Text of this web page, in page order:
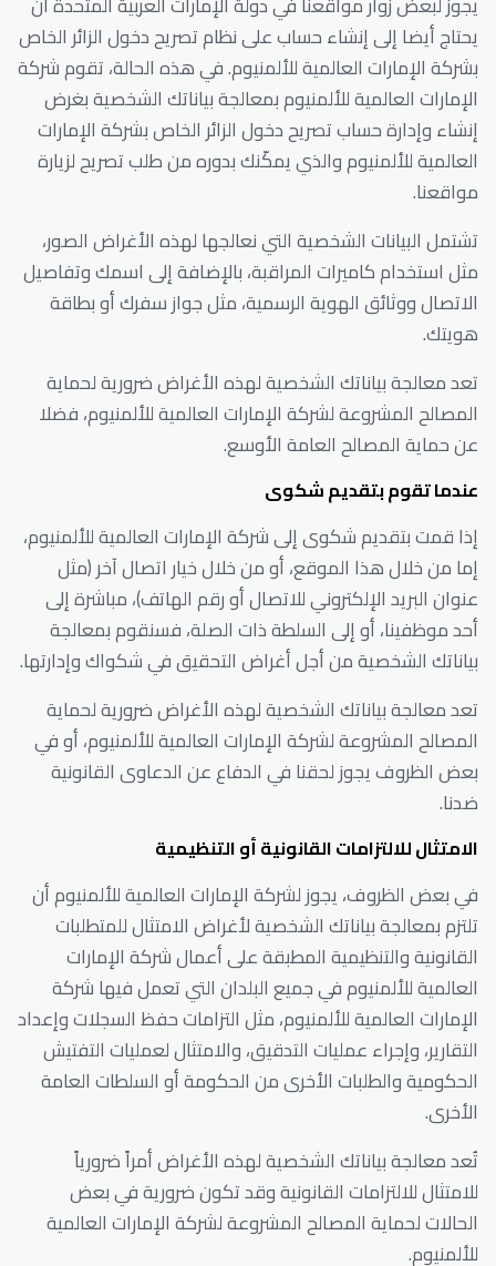
يحتاج أيضا إلى إنشاء حساب على نظام تصريح دخول الزائر الخاص
بشركة الإمارات العالمية للألمنيوم. في هذه الحالة، تقوم شركة
الإمارات العالمية للألمنيوم بمعالجة بياناتك الشخصية بغرض
إنشاء وإدارة حساب تصريح دخول الزائر الخاص بشركة الإمارات
العالمية للألمنيوم والذي يمكّنك بدوره من طلب تصريح لزيارة
مواقعنا.
تشتمل البيانات الشخصية التي نعالجها لهذه الأغراض الصور،
مثل استخدام كاميرات المراقبة، بالإضافة إلى اسمك وتفاصيل
الاتصال ووثائق الهوية الرسمية، مثل جواز سفرك أو بطاقة
هويتك.
تعد معالجة بياناتك الشخصية لهذه الأغراض ضرورية لحماية
المصالح المشروعة لشركة الإمارات العالمية للألمنيوم، فضلا
عن حماية المصالح العامة الأوسع.
عندما تقوم بتقديم شكوى
إذا قمت بتقديم شكوى إلى شركة الإمارات العالمية للألمنيوم،
إما من خلال هذا الموقع، أو من خلال خيار اتصال آخر (مثل
عنوان البريد الإلكتروني للاتصال أو رقم الهاتف)، مباشرة إلى
أحد موظفينا، أو إلى السلطة ذات الصلة، فسنقوم بمعالجة
بياناتك الشخصية من أجل أغراض التحقيق في شكواك وإدارتها.
تعد معالجة بياناتك الشخصية لهذه الأغراض ضرورية لحماية
المصالح المشروعة لشركة الإمارات العالمية للألمنيوم، أو في
بعض الظروف يجوز لحقنا في الدفاع عن الدعاوى القانونية
ضدنا.
الامتثال للالتزامات القانونية أو التنظيمية
في بعض الظروف، يجوز لشركة الإمارات العالمية للألمنيوم أن
تلتزم بمعالجة بياناتك الشخصية لأغراض الامتثال للمتطلبات
القانونية والتنظيمية المطبقة على أعمال شركة الإمارات
العالمية للألمنيوم في جميع البلدان التي تعمل فيها شركة
الإمارات العالمية للألمنيوم، مثل التزامات حفظ السجلات وإعداد
التقارير، وإجراء عمليات التدقيق، والامتثال لعمليات التفتيش
الحكومية والطلبات الأخرى من الحكومة أو السلطات العامة
الأخرى.
تُعد معالجة بياناتك الشخصية لهذه الأغراض أمراً ضرورياً
للامتثال للالتزامات القانونية وقد تكون ضرورية في بعض
الحالات لحماية المصالح المشروعة لشركة الإمارات العالمية
للألمنيوم.